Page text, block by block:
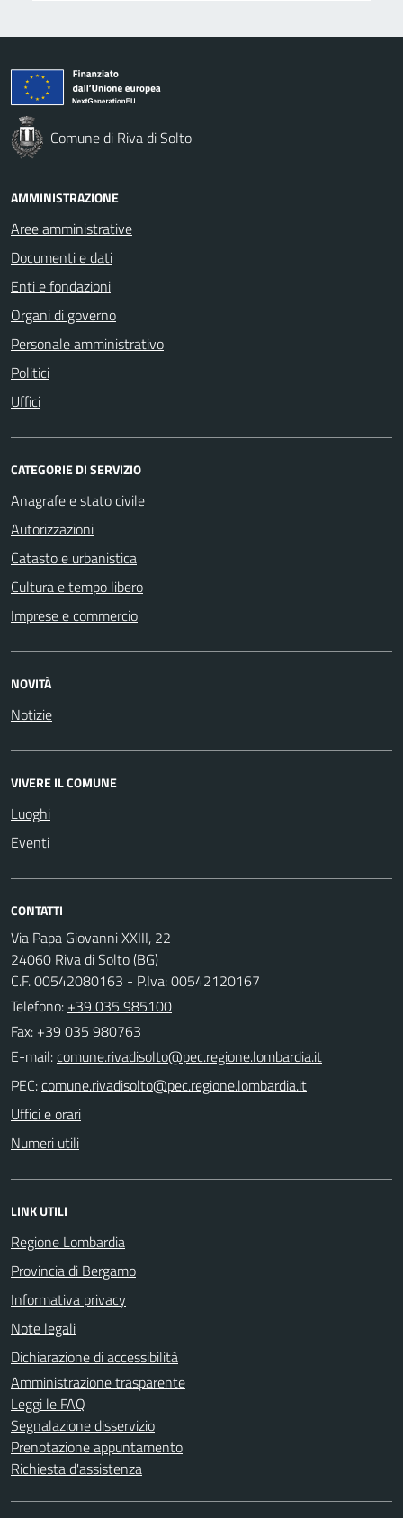
Comune di Riva di Solto
AMMINISTRAZIONE
Aree amministrative
Documenti e dati
Enti e fondazioni
Organi di governo
Personale amministrativo
Politici
Uffici
CATEGORIE DI SERVIZIO
Anagrafe e stato civile
Autorizzazioni
Catasto e urbanistica
Cultura e tempo libero
Imprese e commercio
NOVITÀ
Notizie
VIVERE IL COMUNE
Luoghi
Eventi
CONTATTI
Via Papa Giovanni XXIII, 22
24060 Riva di Solto (BG)
C.F. 00542080163 - P.Iva: 00542120167
Telefono: +39 035 985100
Fax: +39 035 980763
E-mail:
PEC:
Uffici e orari
Numeri utili
LINK UTILI
Regione Lombardia
Provincia di Bergamo
Informativa privacy
Note legali
Dichiarazione di accessibilità
Amministrazione trasparente
Leggi le FAQ
Segnalazione disservizio
Prenotazione appuntamento
Richiesta d'assistenza